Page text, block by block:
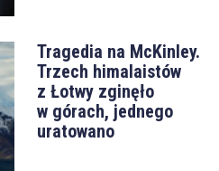
Tragedia na McKinley.
Trzech himalaistów
z Łotwy zginęło
w górach, jednego
uratowano